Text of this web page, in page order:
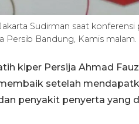
Sudirman saat konferensi
Persib Bandung, Kamis
kiper Persija Ahmad
setelah
penyakit penyerta yang